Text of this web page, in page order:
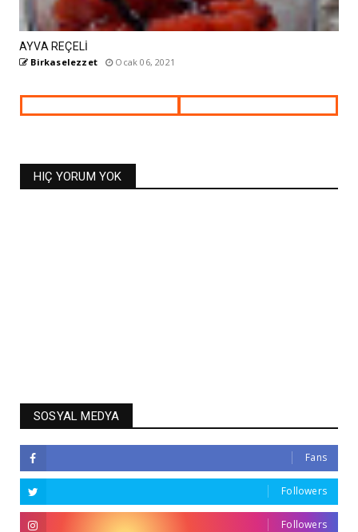
AYVA REÇELİ
Birkaselezzet Ocak 06, 2021
HIÇ YORUM YOK
SOSYAL MEDYA
Fans
Followers
Followers